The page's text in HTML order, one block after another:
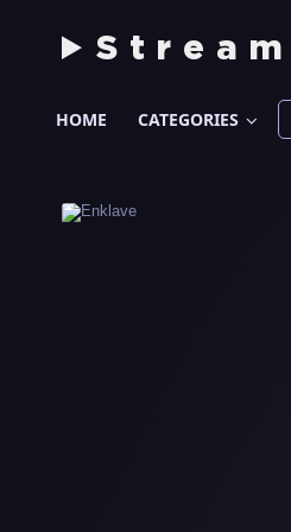
Stream
HOME CATEGORIES